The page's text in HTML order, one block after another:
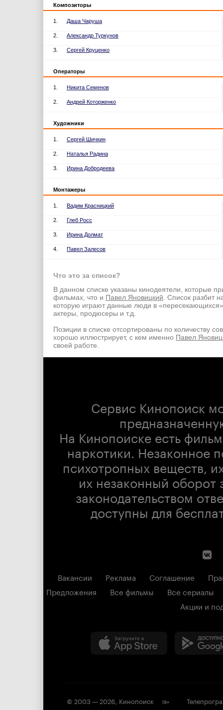
Композиторы
1. Даша Чаруша
2. Александр Туркунов
3. Сергей Круценко
Операторы
1. Никита Семенов
2. Андрей Которженко
Художники
1. Сергей Шичкин
2. Наталья Радина
3. Ирина Добродеева
Монтажеры
1. Вадим Красницкий
2. Глеб Росс
3. Ирина Долмат
4. Павел Залесов
Что это за список?
В данном списке указаны кинодеятели, которые
фильмах, что и Павел Яновицкий . Список разбит
которую играют данные люди в
актеры, продюсеры и т.д.
Позиции в списке отсортированы по количеству
хорошо иллюстрирует, с кем именно Павел
своей работе.
Сервис Кинопоиск
На Кинопоиске есть
наркотики. Незаконное
психотропных веществ,
их незаконный оборот
законодательством
доступны для
Вакансии Реклама Соглашение
Предложения
Все фильмы
Все сериалы
Акции и
© 2003 — 2026, Кинопоиск 18+